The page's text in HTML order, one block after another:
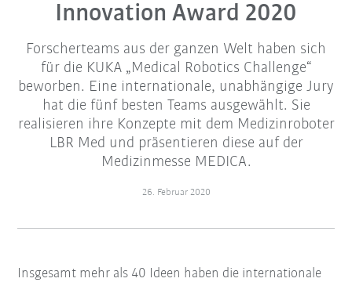
Innovation Award 2020
Forscherteams aus der ganzen Welt haben sich
für die KUKA „Medical Robotics Challenge“
beworben. Eine internationale, unabhängige Jury
hat die fünf besten Teams ausgewählt. Sie
realisieren ihre Konzepte mit dem Medizinroboter
LBR Med und präsentieren diese auf der
Medizinmesse MEDICA.
26. Februar 2020
Insgesamt mehr als 40 Ideen haben die internationale